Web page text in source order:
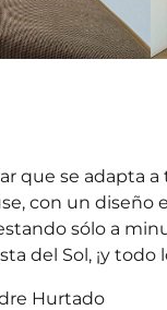
que se adapta a
con un diseño
sólo a
del Sol, ¡y todo
Hurtado